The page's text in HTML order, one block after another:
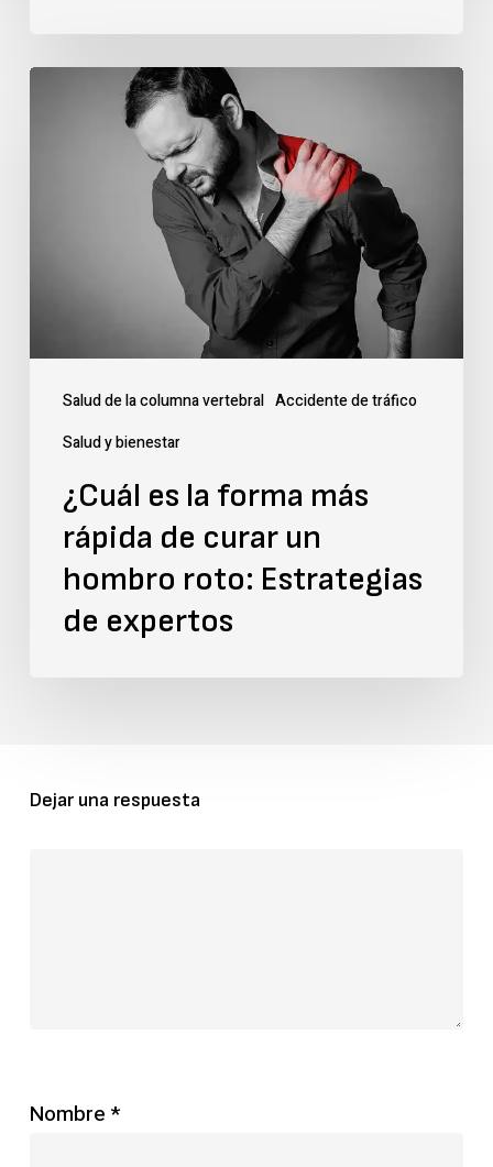
Salud de la columna vertebral Accidente de tráfico
Salud y bienestar
Estrategias
expertos
¿Cuál es la forma más
rápida de curar un
hombro roto: Estrategias
de expertos
Dejar una respuesta
Nombre *